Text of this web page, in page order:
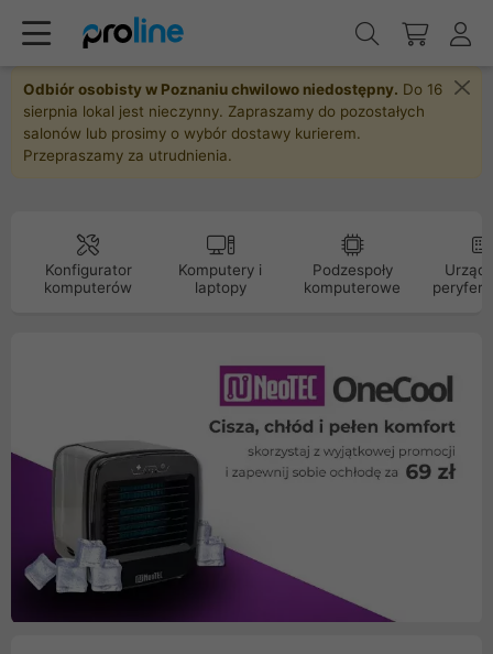
Odbiór osobisty w Poznaniu chwilowo niedostępny. Do 16
sierpnia lokal jest nieczynny. Zapraszamy do pozostałych
salonów lub prosimy o wybór dostawy kurierem.
Przepraszamy za utrudnienia.
Konfigurator
komputerów
Komputery i
laptopy
Podzespoły
komputerowe